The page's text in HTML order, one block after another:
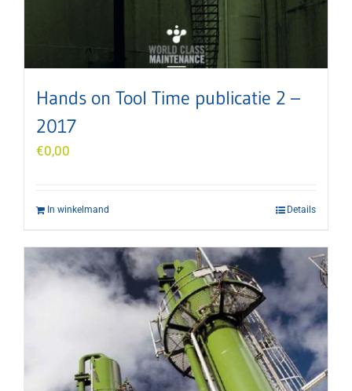
Hands on Tool Time publicatie 2 –
2017
€0,00
In winkelmand Details